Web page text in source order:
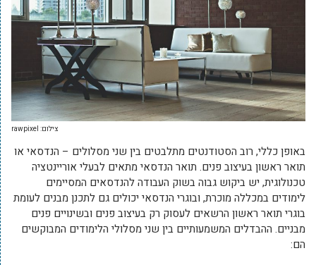
צילום: rawpixel
באופן כללי, רוב הסטודנטים מתלבטים בין שני מסלולים – הנדסאי או
תואר ראשון בעיצוב פנים. תואר הנדסאי מתאים לבעלי אוריינטציה
טכנולוגית, יש ביקוש גבוה בשוק העבודה להנדסאים המסיימים
לימודים במכללה מוכרת, ובוגרי הנדסאי יכולים גם לתכנן מבנים לעומת
בוגרי תואר ראשון הרשאים לעסוק רק בעיצוב פנים ובשינויים פנים
מבניים. ההבדלים המשמעותיים בין שני מסלולי הלימודים המבוקשים
הם: